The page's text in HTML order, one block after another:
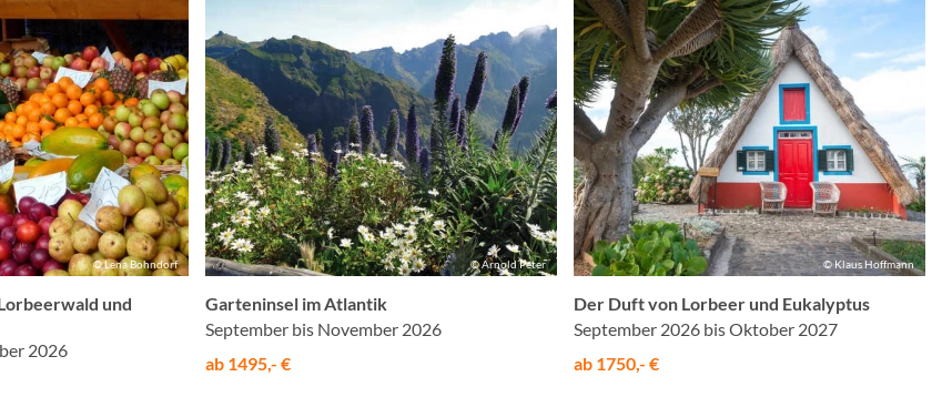
© Lena Bohndorf
und
2026
© Arnold Peter
Garteninsel im Atlantik
September bis November 2026
ab 1495,- €
© Klaus Hoffmann
Der Duft von Lorbeer und Eukalyptus
September 2026 bis Oktober 2027
ab 1750,- €